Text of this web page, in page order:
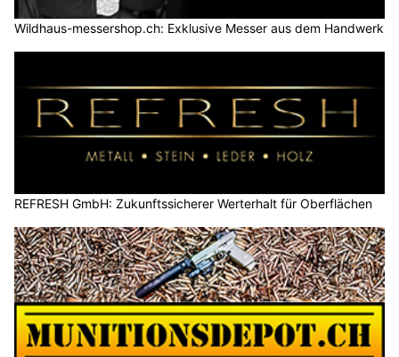
Wildhaus-messershop.ch: Exklusive Messer aus dem Handwerk
REFRESH GmbH: Zukunftssicherer Werterhalt für Oberflächen